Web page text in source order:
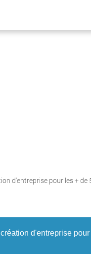
d'entreprise pour les + de
d'entreprise